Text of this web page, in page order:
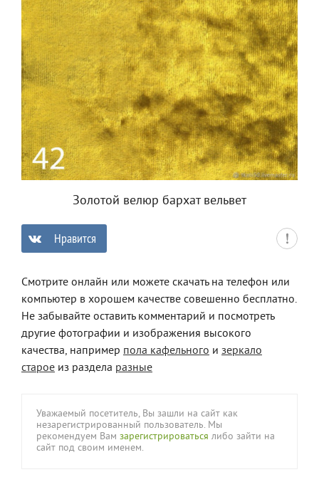
Золотой велюр бархат вельвет
Нравится
Смотрите онлайн или можете скачать на телефон или
компьютер в хорошем качестве совешенно бесплатно.
Не забывайте оставить комментарий и посмотреть
другие фотографии и изображения высокого
качества, например пола кафельного и зеркало
старое из раздела разные
Уважаемый посетитель, Вы зашли на сайт как
незарегистрированный пользователь. Мы
рекомендуем Вам зарегистрироваться либо зайти на
сайт под своим именем.